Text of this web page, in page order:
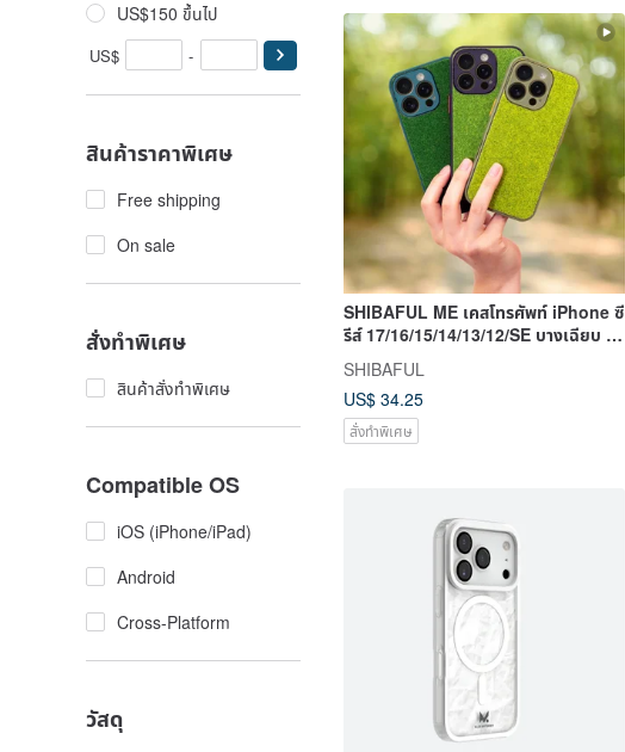
US$150 ขึ้นไป
US$ -
สินค้าราคาพิเศษ
Free shipping
On sale
สั่งทำพิเศษ
สินค้าสั่งทำพิเศษ
Compatible OS
iOS (iPhone/iPad)
Android
Cross-Platform
วัสดุ
SHIBAFUL ME เคสโทรศัพท์ iPhone ซี
รีส์ 17/16/15/14/13/12/SE บางเฉียบ มี
รูสายคล้อง
SHIBAFUL
US$ 34.25
สั่งทำพิเศษ